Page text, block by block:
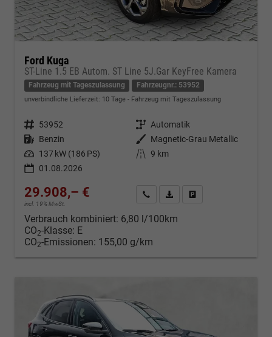
Ford Kuga
ST-Line 1.5 EB Autom. ST Line 5J.Gar KeyFree Kamera
Fahrzeug mit Tageszulassung Fahrzeugnr.: 53952
unverbindliche Lieferzeit: 10 Tage Fahrzeug mit Tageszulassung
Fahrzeugnr. 53952 Getriebe Automatik
Kraftstoff Benzin Außenfarbe Magnetic-Grau Metallic
Leistung 137 kW (186 PS) Kilometerstand 9 km
01.08.2026
29.908,– €
incl. 19% MwSt.
Kontakt & Angebot anfordern
PDF-Datei, Fahrzeugexposé
Verbrauch kombiniert: 6,80 l/100km
CO2-Klasse: E
CO2-Emissionen: 155,00 g/km